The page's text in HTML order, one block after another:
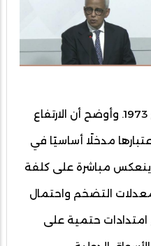
توازي من حيث التأثير أزمة عام 1973. وأوضح أن الارتفاع
مدخلًا أساسيًا في
ينعكس مباشرة على كلفة
معدلات التضخم واحتمال
حتمية على